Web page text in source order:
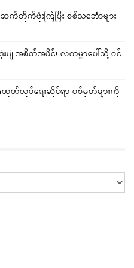
က်ဗုံးကြဲပြီး စစ်သင်္ဘောများ
းပျံ အစိတ်အပိုင်း လကမ္ဘာပေါ်သို့ ဝင်
ထုတ်လုပ်ရေးဆိုင်ရာ ပစ်မှတ်များကို